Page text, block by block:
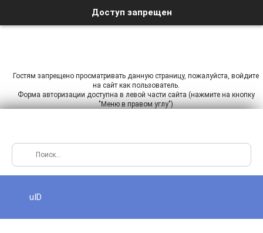
Доступ запрещен
Гостям запрещено просматривать данную страницу, пожалуйста, войдите
на сайт как пользователь.
Форма авторизации доступна в левой части сайта (нажмите на кнопку
"Меню в правом углу")
uID